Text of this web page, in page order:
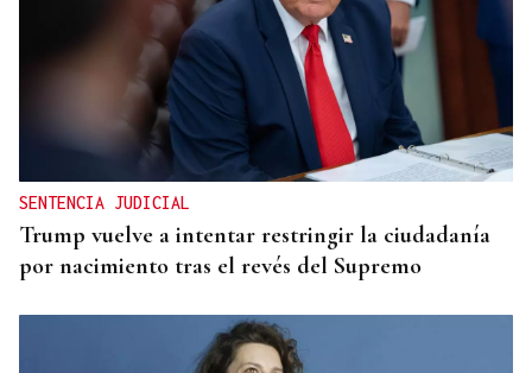
SENTENCIA JUDICIAL
Trump vuelve a intentar restringir la ciudadanía
por nacimiento tras el revés del Supremo